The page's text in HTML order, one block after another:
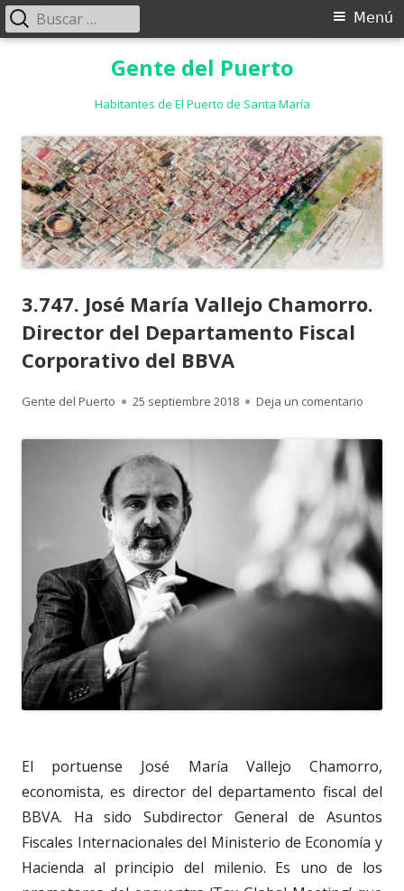
Gente del Puerto
Habitantes de El Puerto de Santa María
Menú
Menú
Buscar:
3.747. José María Vallejo Chamorro.
Director del Departamento Fiscal
Corporativo del BBVA
Autor
Gente del Puerto
Publicado
25 septiembre 2018 Deja un comentario
El portuense José María Vallejo Chamorro,
economista, es director del departamento fiscal del
BBVA. Ha sido Subdirector General de Asuntos
Fiscales Internacionales del Ministerio de Economía y
Hacienda al principio del milenio. Es uno de los